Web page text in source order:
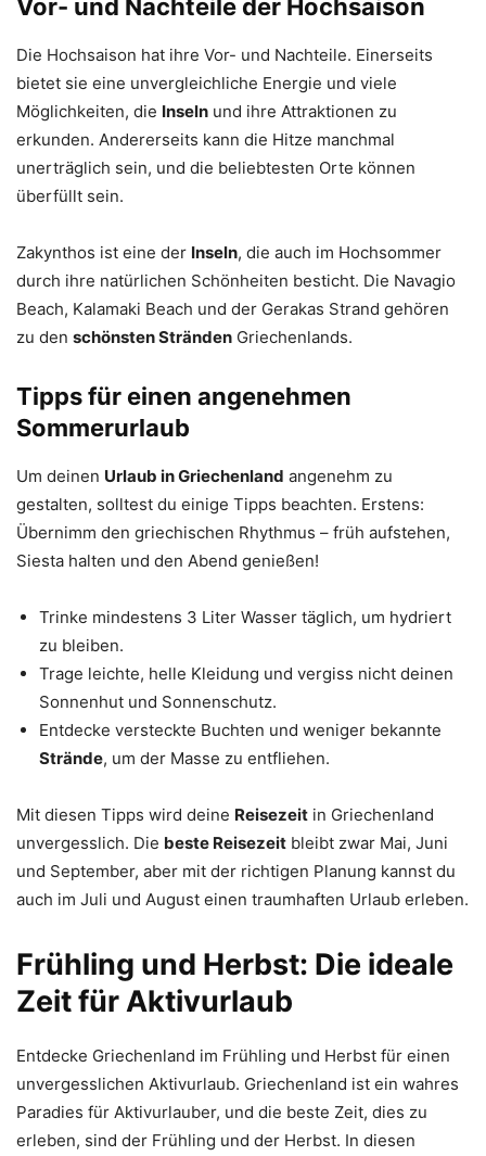
Vor- und Nachteile der Hochsaison
Die Hochsaison hat ihre Vor- und Nachteile. Einerseits
bietet sie eine unvergleichliche Energie und viele
Möglichkeiten, die Inseln und ihre Attraktionen zu
erkunden. Andererseits kann die Hitze manchmal
unerträglich sein, und die beliebtesten Orte können
überfüllt sein.
Zakynthos ist eine der Inseln, die auch im Hochsommer
durch ihre natürlichen Schönheiten besticht. Die Navagio
Beach, Kalamaki Beach und der Gerakas Strand gehören
zu den schönsten Stränden Griechenlands.
Tipps für einen angenehmen
Sommerurlaub
Um deinen Urlaub in Griechenland angenehm zu
gestalten, solltest du einige Tipps beachten. Erstens:
Übernimm den griechischen Rhythmus – früh aufstehen,
Siesta halten und den Abend genießen!
Trinke mindestens 3 Liter Wasser täglich, um hydriert
zu bleiben.
Trage leichte, helle Kleidung und vergiss nicht deinen
Sonnenhut und Sonnenschutz.
Entdecke versteckte Buchten und weniger bekannte
Strände, um der Masse zu entfliehen.
Mit diesen Tipps wird deine Reisezeit in Griechenland
unvergesslich. Die beste Reisezeit bleibt zwar Mai, Juni
und September, aber mit der richtigen Planung kannst du
auch im Juli und August einen traumhaften Urlaub erleben.
Frühling und Herbst: Die ideale
Zeit für Aktivurlaub
Entdecke Griechenland im Frühling und Herbst für einen
unvergesslichen Aktivurlaub. Griechenland ist ein wahres
Paradies für Aktivurlauber, und die beste Zeit, dies zu
erleben, sind der Frühling und der Herbst. In diesen